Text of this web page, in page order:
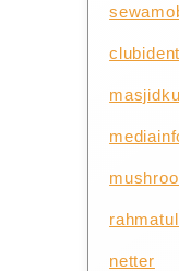
masjidku
netter